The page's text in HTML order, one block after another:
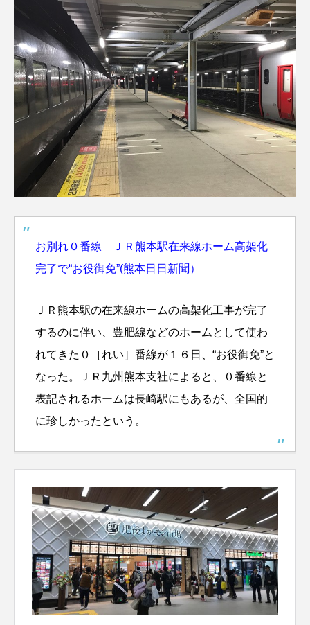
お別れ０番線 ＪＲ熊本駅在来線ホーム高架化
完了で“お役御免”(熊本日日新聞）
ＪＲ熊本駅の在来線ホームの高架化工事が完了
するのに伴い、豊肥線などのホームとして使わ
れてきた０［れい］番線が１６日、“お役御免”と
なった。ＪＲ九州熊本支社によると、０番線と
表記されるホームは長崎駅にもあるが、全国的
に珍しかったという。